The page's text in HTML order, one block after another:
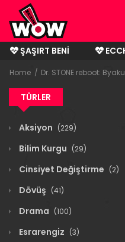
ŞAŞIRT BENI
BITMIŞ MANGALAR
Home Dr. STONE reboot:
TÜRLER
Aksiyon (229)
Bilim Kurgu (29)
Cinsiyet Değiştirme (2)
Dövüş (41)
Drama (100)
Esrarengiz (3)